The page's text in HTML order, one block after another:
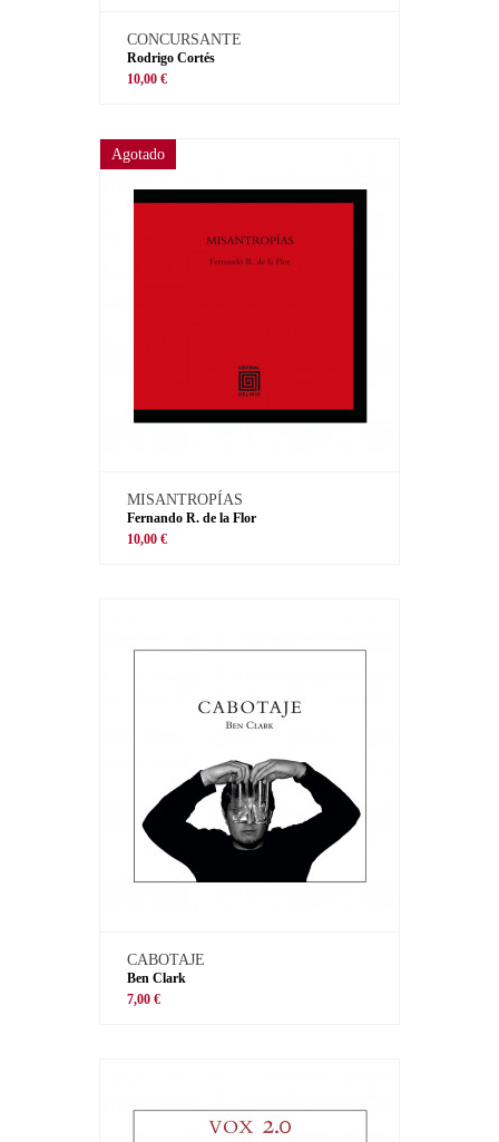
CONCURSANTE
Rodrigo Cortés
10,00 €
Agotado
MISANTROPÍAS
Fernando R. de la Flor
10,00 €
CABOTAJE
Ben Clark
7,00 €